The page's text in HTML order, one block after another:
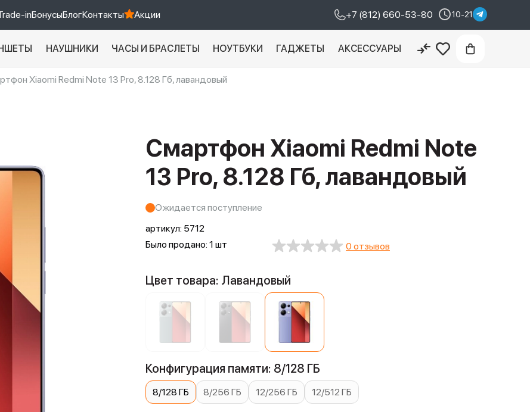
inБонусыБлогКонтакты Акции +7 (812) 660-53-80 10-21
НАУШНИКИ ЧАСЫ И БРАСЛЕТЫ НОУТБУКИ ГАДЖЕТЫ АКСЕССУАРЫ
Xiaomi Redmi Note 13 Pro, 8.128 Гб, лавандовый
Смартфон Xiaomi Redmi Note
13 Pro, 8.128 Гб, лавандовый
Ожидается поступление
артикул: 5712
Было продано: 1 шт
0 отзывов
Цвет товара: Лавандовый
Конфигурация памяти: 8/128 ГБ
8/128 ГБ 8/256 ГБ 12/256 ГБ 12/512 ГБ